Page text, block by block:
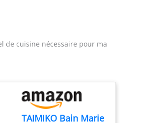
de cuisine nécessaire pour ma
TAIMIKO Bain Marie